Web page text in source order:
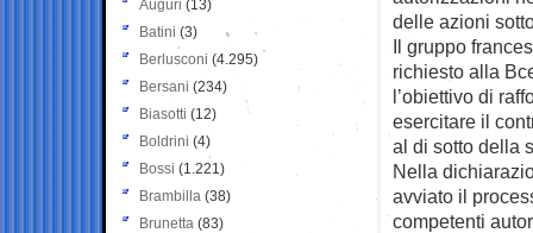
delle azioni
Il gruppo
richiesto alla
l’obiettivo di
esercitare il
al di sotto della
Nella
avviato il
competenti
Auguri (13)
Batini (3)
Berlusconi (4.295)
Bersani (234)
Biasotti (12)
Boldrini (4)
Bossi (1.221)
Brambilla (38)
Brunetta (83)